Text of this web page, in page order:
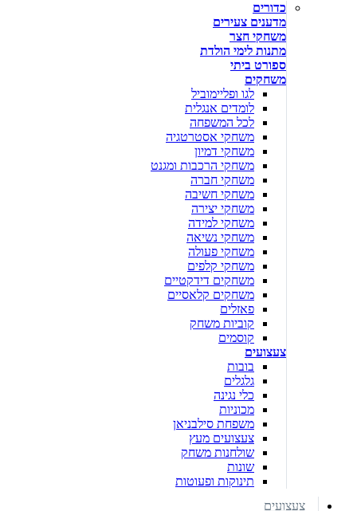
כדורים
מדענים צעירים
משחקי חצר
מתנות לימי הולדת
ספורט ביתי
משחקים
לגו ופליימוביל
לומדים אנגלית
לכל המשפחה
משחקי אסטרטגיה
משחקי דמיון
משחקי הרכבות ומגנט
משחקי חברה
משחקי חשיבה
משחקי יצירה
משחקי למידה
משחקי נשיאה
משחקי פעולה
משחקי קלפים
משחקים דידקטיים
משחקים קלאסיים
פאזלים
קוביות משחק
קוסמים
צעצועים
בובות
גלגלים
כלי נגינה
מכוניות
משפחת סילבניאן
צעצועים מעץ
שולחנות משחק
שונות
תינוקות ופעוטות
צעצועים